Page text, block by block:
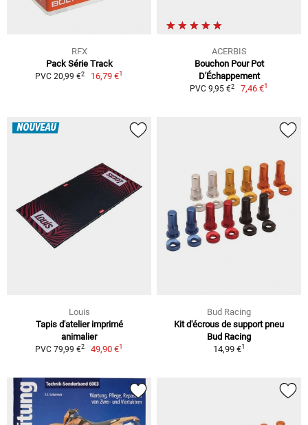
RFX
Pack Série Track
PVC 20,99 €2 16,79 €1
ACERBIS
Bouchon Pour Pot
D'Échappement
PVC 9,95 €2 7,46 €1
NOUVEAU
Louis
Tapis d'atelier imprimé
animalier
PVC 79,99 €2 49,90 €1
Bud Racing
Kit d'écrous de support pneu
Bud Racing
14,99 €1